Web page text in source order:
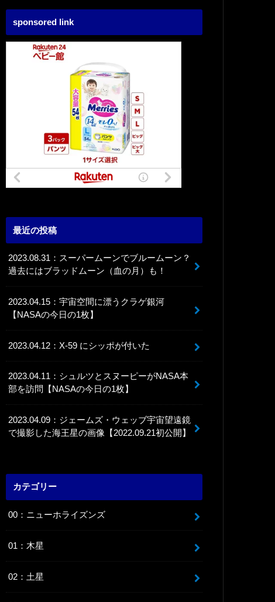
sponsored link
最近の投稿
2023.08.31：スーパームーンでブルームーン？
過去にはブラッドムーン（血の月）も！
2023.04.15：宇宙空間に漂うクラゲ銀河
【NASAの今日の1枚】
2023.04.12：X-59 にシッポが付いた
2023.04.11：シュルツとスヌーピーがNASA本
部を訪問【NASAの今日の1枚】
2023.04.09：ジェームズ・ウェッブ宇宙望遠鏡
で撮影した海王星の画像【2022.09.21初公開】
カテゴリー
00：ニューホライズンズ
01：木星
02：土星